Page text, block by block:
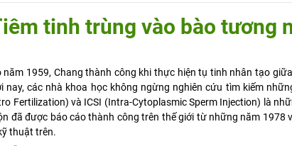
tinh trùng vào bào tương
năm 1959, Chang thành công khi thực hiện tụ tinh nhân tạo
nay, các nhà khoa học không ngừng nghiên cứu tìm kiếm
Fertilization) và ICSI (Intra-Cytoplasmic Sperm Injection) là
đã được báo cáo thành công trên thế giới từ những năm 1978
thuật trên.